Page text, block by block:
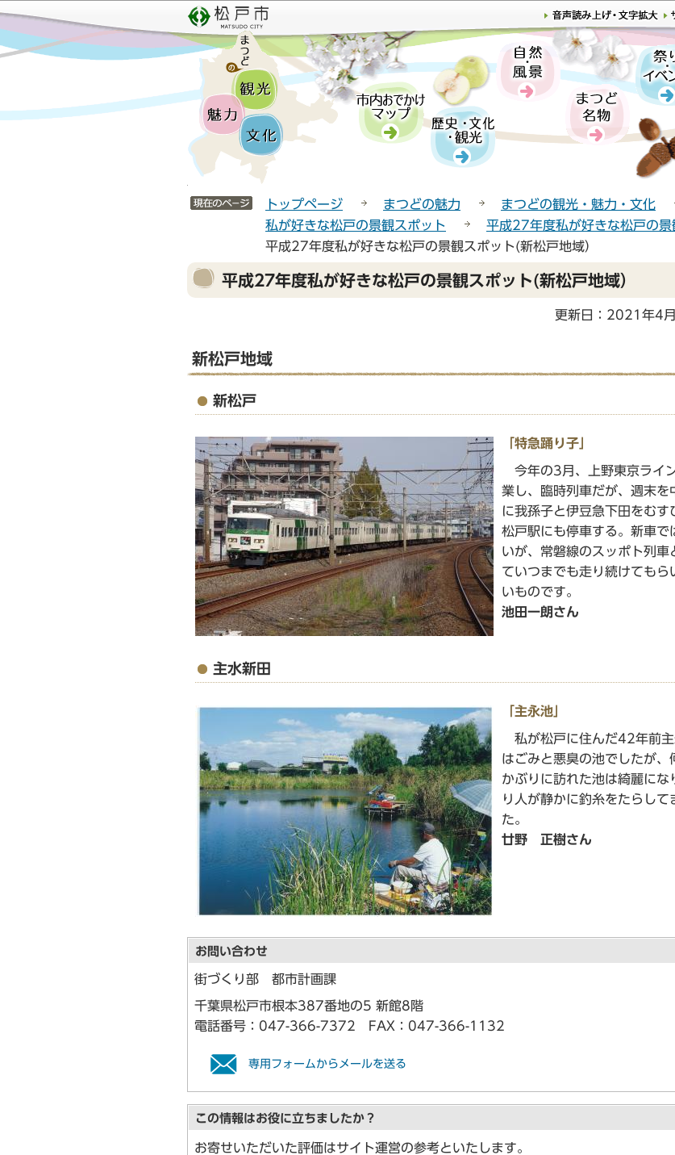
こ
の
ペ
の
サ
イ
ト
ュ
このページの本文へ移動
サイトメニューここまで
トップページ まつどの魅力 まつどの観光・魅力・文化
私が好きな松戸の景観スポット
平成27年度私が好きな松戸の景
平成27年度私が好きな松戸の景観スポット(新松戸地域）
本
文
か
ら
平成27年度私が好きな松戸の景観スポット(新松戸地域）
更新日：2021年4
新松戸地域
新松戸
「特急踊り子」
今年の3月、上野東京ライ
業し、臨時列車だが、週末を
に我孫子と伊豆急下田をむす
松戸駅にも停車する。新車で
いが、常磐線のスッポト列車
ていつまでも走り続けてもら
いものです。
池田一朗さん
主水新田
「主永池」
私が松戸に住んだ42年前
はごみと悪臭の池でしたが、
かぶりに訪れた池は綺麗にな
り人が静かに釣糸をたらして
た。
廿野 正樹さん
お問い合わせ
街づくり部 都市計画課
千葉県松戸市根本387番地の5 新館8階
電話番号： 047-366-7372 FAX：047-366-1132
専用フォームからメールを送る
この情報はお役に立ちましたか？
お寄せいただいた評価はサイト運営の参考といたします。